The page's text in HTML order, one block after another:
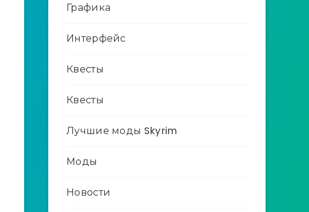
Графика
Интерфейс
Квесты
Квесты
Лучшие моды Skyrim
Моды
Новости